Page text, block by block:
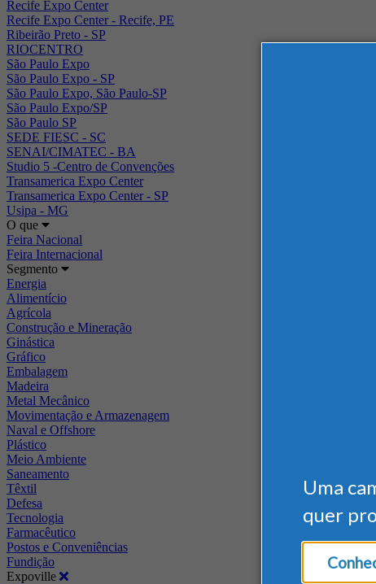
Uma
quer
Recife Expo Center
Recife Expo Center - Recife, PE
Ribeirão Preto - SP
RIOCENTRO
São Paulo Expo
São Paulo Expo - SP
São Paulo Expo, São Paulo-SP
São Paulo Expo/SP
São Paulo SP
SEDE FIESC - SC
SENAI/CIMATEC - BA
Studio 5 -Centro de Convenções
Transamerica Expo Center
Transamerica Expo Center - SP
Usipa - MG
O que
Feira Nacional
Feira Internacional
Segmento
Energia
Alimentício
Agrícola
Construção e Mineração
Ginástica
Gráfico
Embalagem
Madeira
Metal Mecânico
Movimentação e Armazenagem
Naval e Offshore
Plástico
Meio Ambiente
Saneamento
Têxtil
Defesa
Tecnologia
Farmacêutico
Postos e Conveniências
Fundição
Expoville